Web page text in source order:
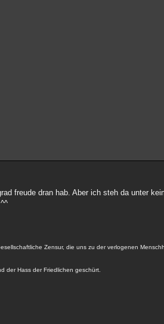
freude dran hab. Aber ich steh da unter
Zensur, die uns zu der verlogenen
der Hass der Friedlichen geschürt.